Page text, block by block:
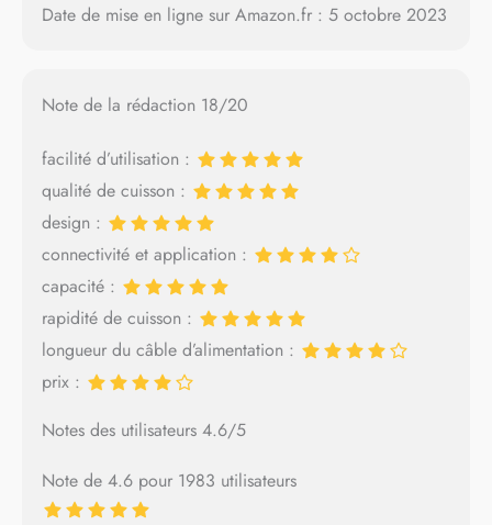
Date de mise en ligne sur Amazon.fr : 5 octobre 2023
Note de la rédaction 18/20
facilité d’utilisation :
qualité de cuisson :
design :
connectivité et application :
capacité :
rapidité de cuisson :
longueur du câble d’alimentation :
prix :
Notes des utilisateurs 4.6/5
Note de 4.6 pour 1983 utilisateurs